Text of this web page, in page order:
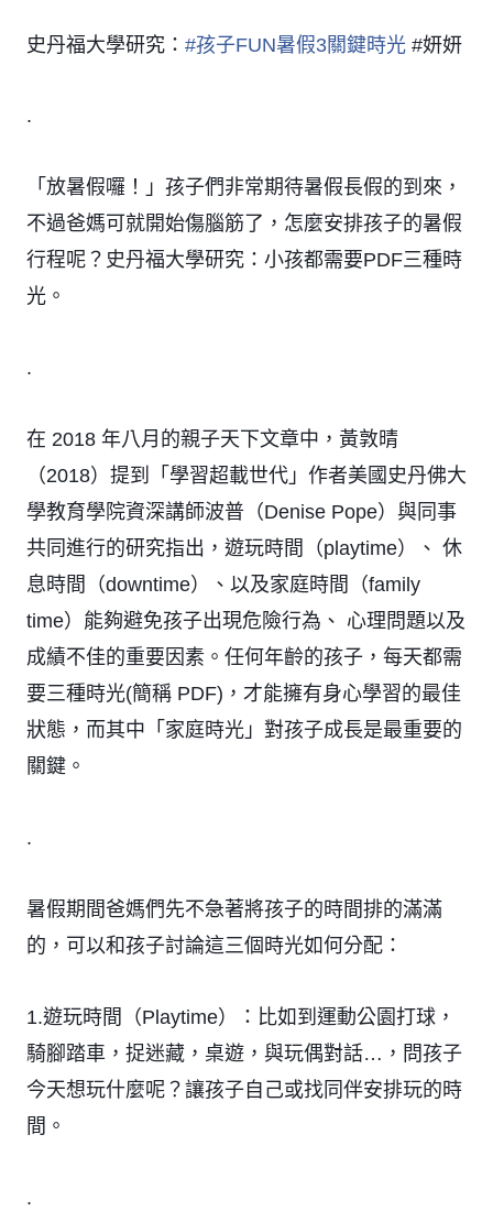
史丹福大學研究： #孩子FUN暑假3關鍵時光 #妍妍
.
「放暑假囉！」孩子們非常期待暑假長假的到來，
不過爸媽可就開始傷腦筋了，怎麼安排孩子的暑假
行程呢？史丹福大學研究：小孩都需要PDF三種時
光。
.
在 2018 年八月的親子天下文章中，黃敦晴
（2018）提到「學習超載世代」作者美國史丹佛大
學教育學院資深講師波普（Denise Pope）與同事
共同進行的研究指出，遊玩時間（playtime）、 休
息時間（downtime）、以及家庭時間（family
time）能夠避免孩子出現危險行為、 心理問題以及
成績不佳的重要因素。任何年齡的孩子，每天都需
要三種時光(簡稱 PDF)，才能擁有身心學習的最佳
狀態，而其中「家庭時光」對孩子成長是最重要的
關鍵。
.
暑假期間爸媽們先不急著將孩子的時間排的滿滿
的，可以和孩子討論這三個時光如何分配：
1.遊玩時間（Playtime）：比如到運動公園打球，
騎腳踏車，捉迷藏，桌遊，與玩偶對話…，問孩子
今天想玩什麼呢？讓孩子自己或找同伴安排玩的時
間。
.